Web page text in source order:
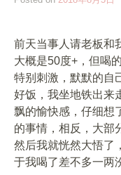
前天当事人请老板和
大概是50度+，但喝
特别刺激，默默的自
好饭，我坐地铁出来
飘的愉快感，仔细想
的事情，相反，大部
然后我就恍然大悟了
于我喝了差不多一两